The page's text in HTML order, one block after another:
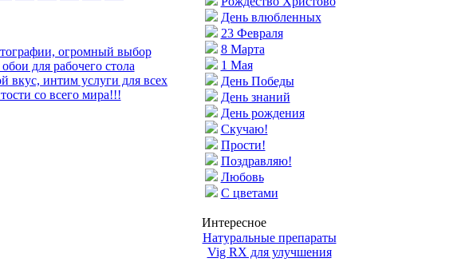
огромный выбор
для рабочего стола
вкус, интим услуги для всех
со всего мира!!!
День влюбленных
23 Февраля
8 Марта
1 Мая
День Победы
День знаний
День рождения
Скучаю!
Прости!
Поздравляю!
Любовь
С цветами
Интересное
Натуральные препараты
Vig RX для улучшения